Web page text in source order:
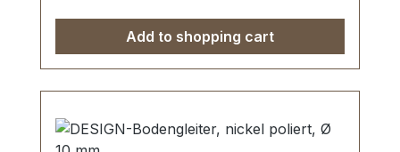
Add to shopping cart